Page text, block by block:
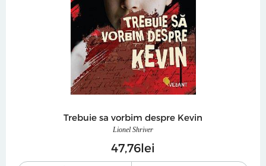
Trebuie sa vorbim despre Kevin
Lionel Shriver
4776lei